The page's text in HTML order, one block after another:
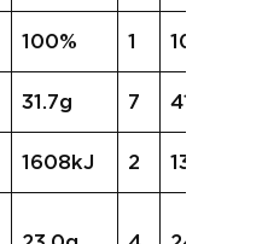
100% 1 100%
31.7g 7 41.7g
1608kJ 2 1373kJ